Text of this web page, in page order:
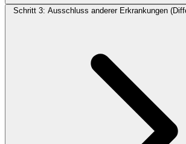
Schritt 3: Ausschluss anderer Erkrankungen